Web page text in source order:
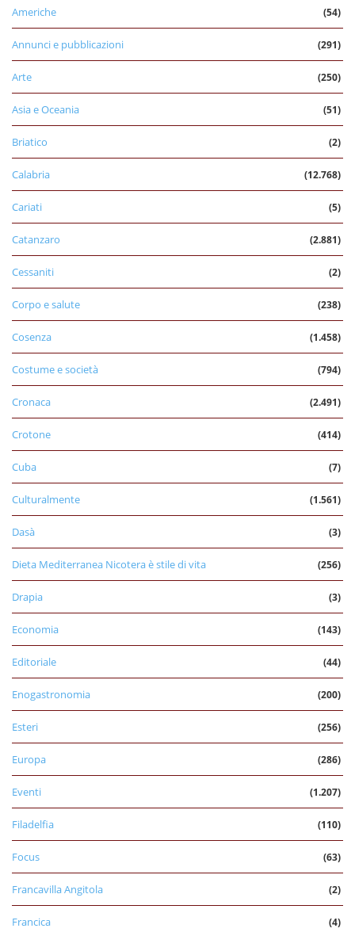
Americhe (54)
Annunci e pubblicazioni (291)
Arte (250)
Asia e Oceania (51)
Briatico (2)
Calabria (12.768)
Cariati (5)
Catanzaro (2.881)
Cessaniti (2)
Corpo e salute (238)
Cosenza (1.458)
Costume e società (794)
Cronaca (2.491)
Crotone (414)
Cuba (7)
Culturalmente (1.561)
Dasà (3)
Dieta Mediterranea Nicotera è stile di vita (256)
Drapia (3)
Economia (143)
Editoriale (44)
Enogastronomia (200)
Esteri (256)
Europa (286)
Eventi (1.207)
Filadelfia (110)
Focus (63)
Francavilla Angitola (2)
Francica (4)